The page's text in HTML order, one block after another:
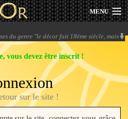
MENU
du genre "le décor fait 18ème siècle, mais
le futur s'il vous plait". » -
vous devez être inscrit !
sur le site !